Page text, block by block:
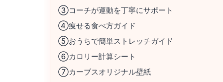
③コーチが運動を丁寧にサポート
④痩せる食べ方ガイド
⑤おうちで簡単ストレッチガイド
⑥カロリー計算シート
⑦カーブスオリジナル壁紙